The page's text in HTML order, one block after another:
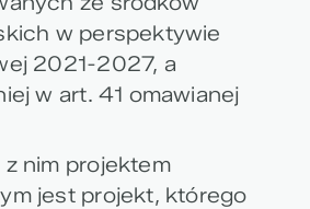
w perspektywie
2021-2027, a
w art. 41 omawianej
z nim projektem
jest projekt, którego